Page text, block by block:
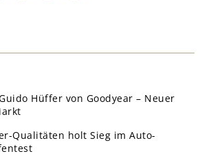
Hüffer von Goodyear – Neuer
Qualitäten holt Sieg im Auto-